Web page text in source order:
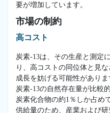
要が増加しています。
市場の制約
高コスト
炭素-13は、その生産と測定
り、高コストの同位体と見
成長を妨げる可能性があり
炭素-13の自然存在量が比較
炭素化合物の約1％しか占め
供給量のため、産業および